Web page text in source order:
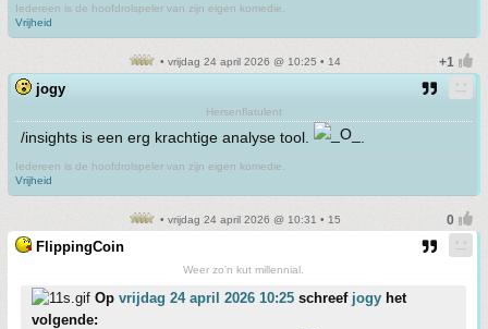
Iedereen is de hoofdrolspeler van zijn eigen komedie.
Vrijheid
• vrijdag 24 april 2026 @ 10:25 • 14
jogy
Hersenflatulent
/insights is een erg krachtige analyse tool.
Iedereen is de hoofdrolspeler van zijn eigen komedie.
Vrijheid
• vrijdag 24 april 2026 @ 10:31 • 15
FlippingCoin
Weer zo'n kut millennial.
Op vrijdag 24 april 2026 10:25 schreef jogy het
volgende: